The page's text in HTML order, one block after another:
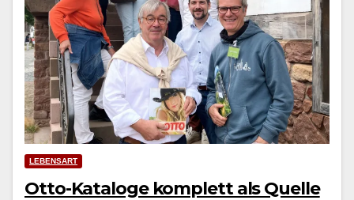
LEBENSART
Otto-Kataloge komplett als Quelle